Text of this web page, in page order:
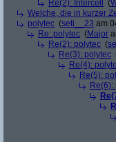
Re(2): Intercell
(
Welche, die in kurzer
polytec (seti__23 am
Re: polytec (Major
Re(2): polytec (
Re(3): polytec
Re(4):
Re(5):
Re(6):